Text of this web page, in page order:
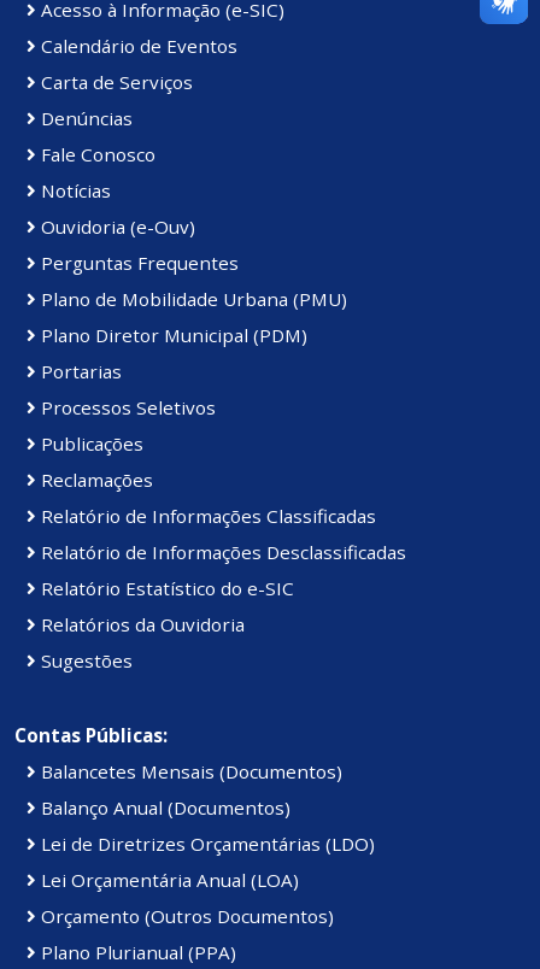
Acesso à Informação (e-SIC)
Calendário de Eventos
Carta de Serviços
Denúncias
Fale Conosco
Notícias
Ouvidoria (e-Ouv)
Perguntas Frequentes
Plano de Mobilidade Urbana (PMU)
Plano Diretor Municipal (PDM)
Portarias
Processos Seletivos
Publicações
Reclamações
Relatório de Informações Classificadas
Relatório de Informações Desclassificadas
Relatório Estatístico do e-SIC
Relatórios da Ouvidoria
Sugestões
Contas Públicas:
Balancetes Mensais (Documentos)
Balanço Anual (Documentos)
Lei de Diretrizes Orçamentárias (LDO)
Lei Orçamentária Anual (LOA)
Orçamento (Outros Documentos)
Plano Plurianual (PPA)